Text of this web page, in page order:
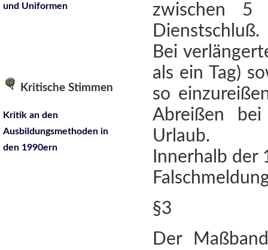
und Uniformen
Kritische Stimmen
Kritik an den
Ausbildungsmethoden in
den 1990ern
zwischen
Dienstschluß.
Bei
als ein Tag)
so
Abreißen
Urlaub.
Innerhalb
§3
Der